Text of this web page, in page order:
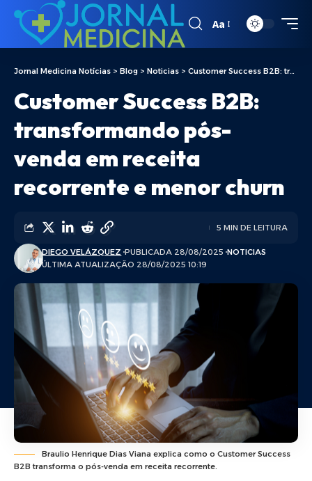
Aa
Jornal Medicina Notícias > Blog > Noticias > Customer Success B2B: transformando pós-venda em receita recorrente e menor churn
Customer Success B2B:
transformando pós-
venda em receita
recorrente e menor churn
ÚLTIMA ATUALIZAÇÃO 28/08/2025 10:19
DIEGO VELÁZQUEZ PUBLICADA 28/08/2025 NOTICIAS
5 MIN DE LEITURA
Braulio Henrique Dias Viana explica como o Customer Success
B2B transforma o pós-venda em receita recorrente.